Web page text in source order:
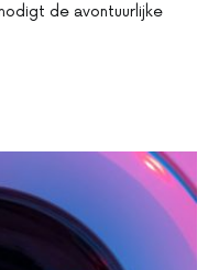
de avontuurlijke